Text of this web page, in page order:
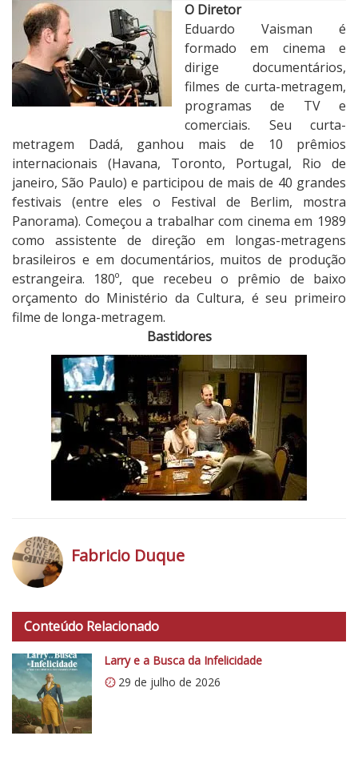
O Diretor
Eduardo Vaisman é
formado em cinema e
dirige documentários,
filmes de curta-metragem,
programas de TV e
comerciais. Seu curta-
metragem Dadá, ganhou mais de 10 prêmios
internacionais (Havana, Toronto, Portugal, Rio de
janeiro, São Paulo) e participou de mais de 40 grandes
festivais (entre eles o Festival de Berlim, mostra
Panorama). Começou a trabalhar com cinema em 1989
como assistente de direção em longas-metragens
brasileiros e em documentários, muitos de produção
estrangeira. 180º, que recebeu o prêmio de baixo
orçamento do Ministério da Cultura, é seu primeiro
filme de longa-metragem.
Bastidores
t
p
s
:
/
/
Fabricio Duque
Conteúdo Relacionado
Larry e a Busca da Infelicidade
29 de julho de 2026